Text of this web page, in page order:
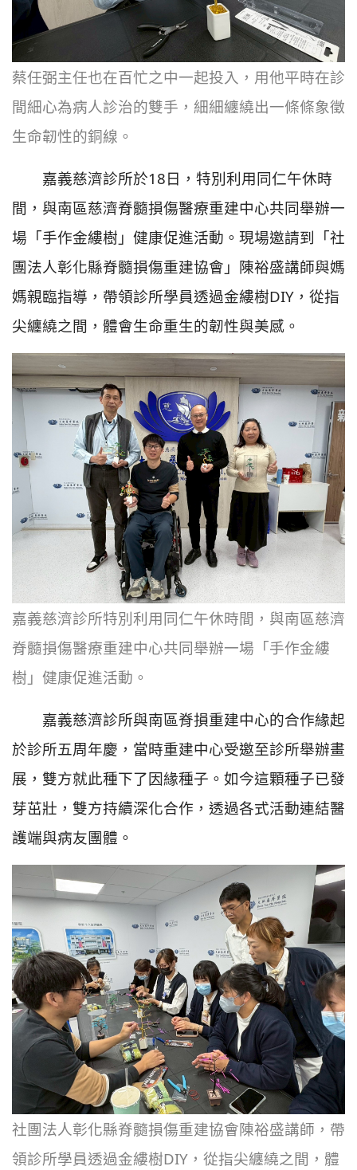
蔡任弼主任也在百忙之中一起投入，用他平時在診
間細心為病人診治的雙手，細細纏繞出一條條象徵
生命韌性的銅線。
嘉義慈濟診所於18日，特別利用同仁午休時
間，與南區慈濟脊髓損傷醫療重建中心共同舉辦一
場「手作金縷樹」健康促進活動。現場邀請到「社
團法人彰化縣脊髓損傷重建協會」陳裕盛講師與媽
媽親臨指導，帶領診所學員透過金縷樹DIY，從指
尖纏繞之間，體會生命重生的韌性與美感。
嘉義慈濟診所特別利用同仁午休時間，與南區慈濟
脊髓損傷醫療重建中心共同舉辦一場「手作金縷
樹」健康促進活動。
嘉義慈濟診所與南區脊損重建中心的合作緣起
於診所五周年慶，當時重建中心受邀至診所舉辦畫
展，雙方就此種下了因緣種子。如今這顆種子已發
芽茁壯，雙方持續深化合作，透過各式活動連結醫
護端與病友團體。
社團法人彰化縣脊髓損傷重建協會陳裕盛講師，帶
領診所學員透過金縷樹DIY，從指尖纏繞之間，體